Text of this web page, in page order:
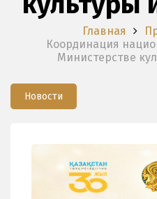
Главная
Координация
Министерстве
Новости